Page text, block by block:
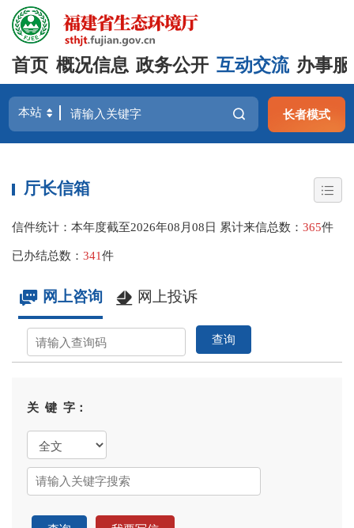
首页 概况信息 政务公开 互动交流 办事
长者模式
厅长信箱
信件统计：本年度截至2026年08月08日 累计来信总数：365件
已办结总数：341件
网上咨询 网上投诉
查询
关 键 字：